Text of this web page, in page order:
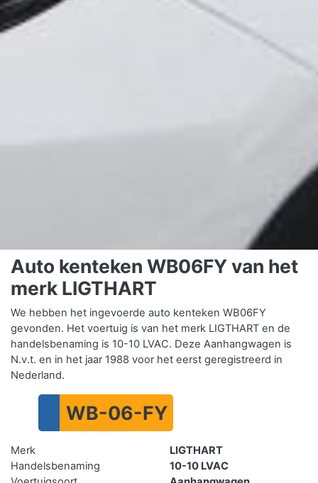
Auto kenteken WB06FY van het
merk LIGTHART
We hebben het ingevoerde auto kenteken WB06FY
gevonden. Het voertuig is van het merk LIGTHART en de
handelsbenaming is 10-10 LVAC. Deze Aanhangwagen is
N.v.t. en in het jaar 1988 voor het eerst geregistreerd in
Nederland.
WB-06-FY
Merk
LIGTHART
Handelsbenaming
10-10 LVAC